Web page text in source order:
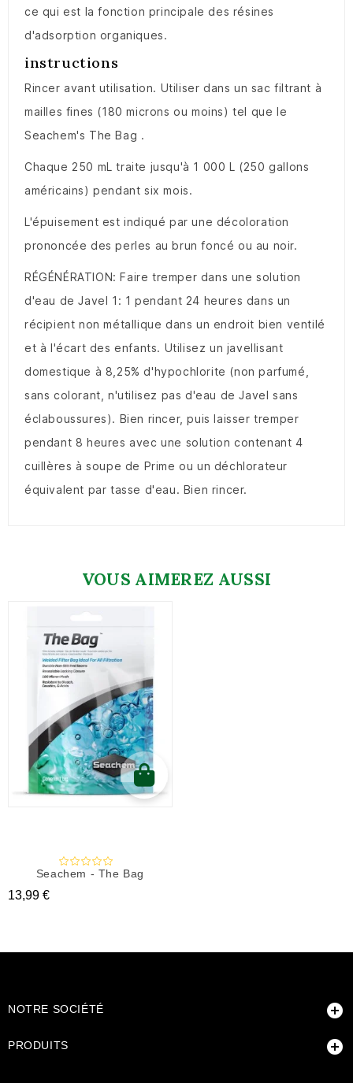
ce qui est la fonction principale des résines
d'adsorption organiques.
instructions
Rincer avant utilisation. Utiliser dans un sac filtrant à
mailles fines (180 microns ou moins) tel que le
Seachem's The Bag .
Chaque 250 mL traite jusqu'à 1 000 L (250 gallons
américains) pendant six mois.
L'épuisement est indiqué par une décoloration
prononcée des perles au brun foncé ou au noir.
RÉGÉNÉRATION: Faire tremper dans une solution
d'eau de Javel 1: 1 pendant 24 heures dans un
récipient non métallique dans un endroit bien ventilé
et à l'écart des enfants. Utilisez un javellisant
domestique à 8,25% d'hypochlorite (non parfumé,
sans colorant, n'utilisez pas d'eau de Javel sans
éclaboussures). Bien rincer, puis laisser tremper
pendant 8 heures avec une solution contenant 4
cuillères à soupe de Prime ou un déchlorateur
équivalent par tasse d'eau. Bien rincer.
VOUS AIMEREZ AUSSI
Seachem - The Bag
Prix
13,99 €
NOTRE SOCIÉTÉ 
PRODUITS 